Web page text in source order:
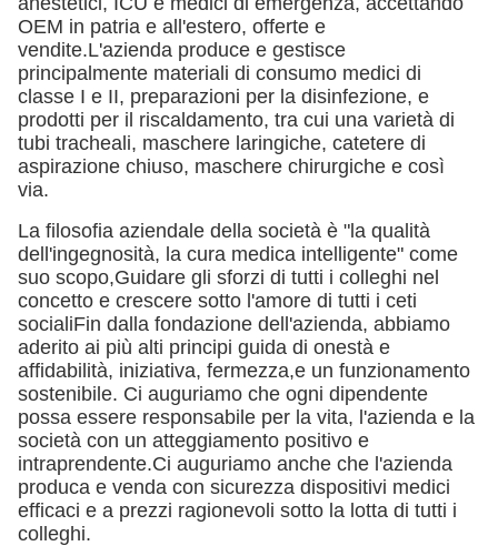
OEM in patria e all'estero, offerte e
vendite.L'azienda produce e gestisce
principalmente materiali di consumo medici di
classe I e II, preparazioni per la disinfezione, e
prodotti per il riscaldamento, tra cui una varietà di
tubi tracheali, maschere laringiche, catetere di
aspirazione chiuso, maschere chirurgiche e così
via.
La filosofia aziendale della società è "la qualità
dell'ingegnosità, la cura medica intelligente" come
suo scopo,Guidare gli sforzi di tutti i colleghi nel
concetto e crescere sotto l'amore di tutti i ceti
socialiFin dalla fondazione dell'azienda, abbiamo
aderito ai più alti principi guida di onestà e
affidabilità, iniziativa, fermezza,e un funzionamento
sostenibile. Ci auguriamo che ogni dipendente
possa essere responsabile per la vita, l'azienda e la
società con un atteggiamento positivo e
intraprendente.Ci auguriamo anche che l'azienda
produca e venda con sicurezza dispositivi medici
efficaci e a prezzi ragionevoli sotto la lotta di tutti i
colleghi.